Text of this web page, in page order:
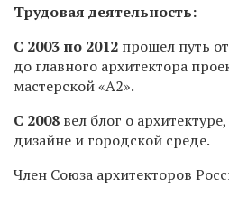
Трудовая деятельность:
С 2003 по 2012 прошел путь
до главного архитектора
мастерской «А2».
С 2008 вел блог о
дизайне и городской среде.
Член Союза архитекторов